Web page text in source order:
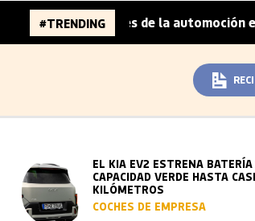
#TRENDING
96.000 millones de la automoción
EL KIA EV2 ESTRENA
CAPACIDAD VERDE HASTA
KILÓMETROS
COCHES DE EMPRESA